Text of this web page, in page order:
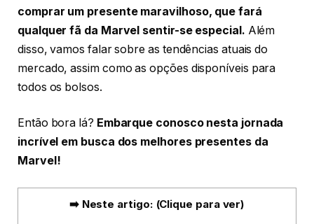
comprar um presente maravilhoso, que fará
qualquer fã da Marvel sentir-se especial. Além
disso, vamos falar sobre as tendências atuais do
mercado, assim como as opções disponíveis para
todos os bolsos.
Então bora lá? Embarque conosco nesta jornada
incrível em busca dos melhores presentes da
Marvel!
➡️ Neste artigo: (Clique para ver)